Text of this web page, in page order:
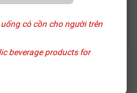
có cồn cho người trên
beverage products for
D’Italia
1.430.000₫